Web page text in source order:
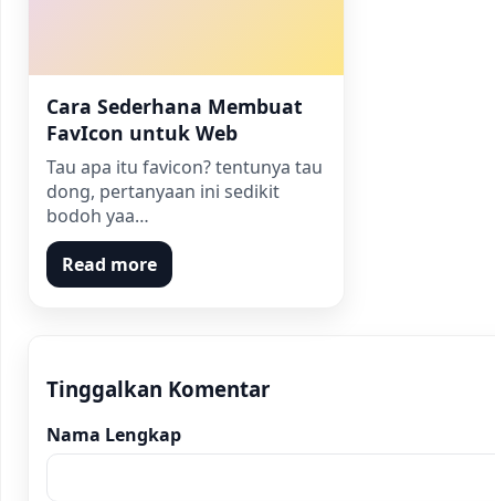
Cara Sederhana Membuat
FavIcon untuk Web
Tau apa itu favicon? tentunya tau
dong, pertanyaan ini sedikit
bodoh yaa…
Read more
Tinggalkan Komentar
Nama Lengkap